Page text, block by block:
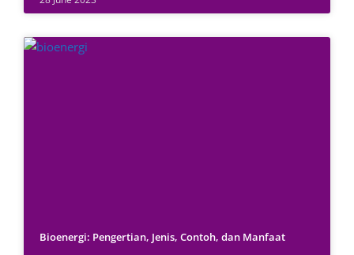
Bioenergi: Pengertian, Jenis, Contoh, dan Manfaat